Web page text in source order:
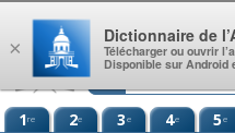
Aller au contenu
1re 2e 3e 4e 5e
×
Dictionnaire de
Télécharger ou ouvrir
Disponible sur Android